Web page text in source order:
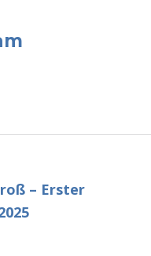
– Erster